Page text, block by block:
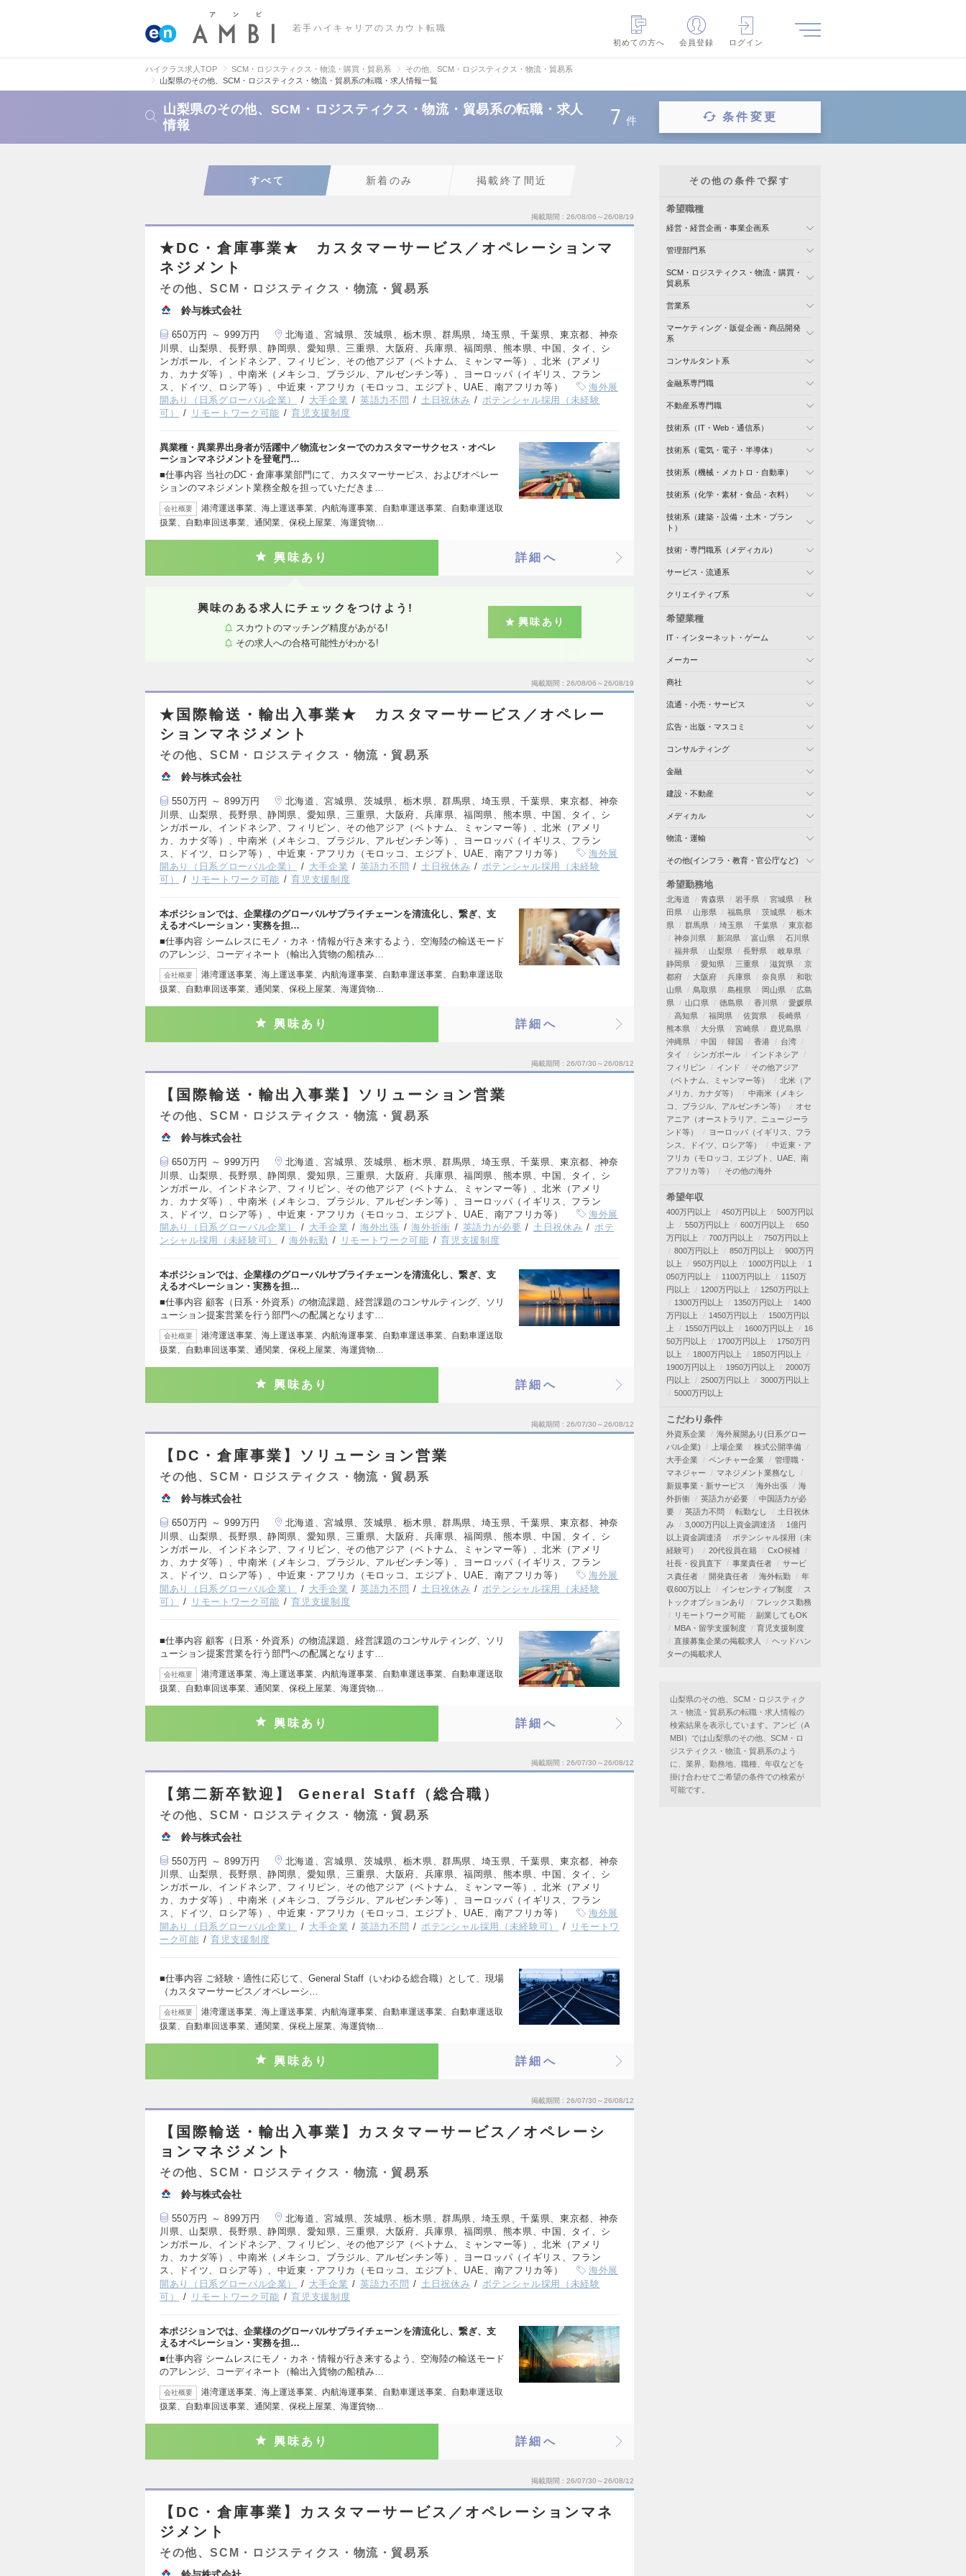
若手ハイキャリアのスカウト転職
初めての方へ
会員登録 ログイン
ハイクラス求人TOP SCM・ロジスティクス・物流・購買・貿易系
その他、SCM・ロジスティクス・物流・貿易系
山梨県のその他、SCM・ロジスティクス・物流・貿易系の転職・求人情報一覧
山梨県のその他、SCM・ロジスティクス・物流・貿易系の転職・求人
情報
7 件 条件変更
すべて 新着のみ 掲載終了間近
掲載期間 26/08/06～26/08/19
★DC・倉庫事業★ カスタマーサービス／オペレーションマ
ネジメント
その他、SCM・ロジスティクス・物流・貿易系
鈴与株式会社
650万円 ～ 999万円
北海道、宮城県、茨城県、栃木県、群馬県、埼玉県、千葉県、東京都、神奈
川県、山梨県、長野県、静岡県、愛知県、三重県、大阪府、兵庫県、福岡県、熊本県、中国、タイ、シ
ンガポール、インドネシア、フィリピン、その他アジア（ベトナム、ミャンマー等）、北米（アメリ
カ、カナダ等）、中南米（メキシコ、ブラジル、アルゼンチン等）、ヨーロッパ（イギリス、フラン
ス、ドイツ、ロシア等）、中近東・アフリカ（モロッコ、エジプト、UAE、南アフリカ等）
海外展
開あり（日系グローバル企業）
大手企業 英語力不問 土日祝休み
ポテンシャル採用（未経験
可）
リモートワーク可能 育児支援制度
異業種・異業界出身者が活躍中／物流センターでのカスタマーサクセス・オペレ
ーションマネジメントを登竜門…
■仕事内容 当社のDC・倉庫事業部門にて、カスタマーサービス、およびオペレー
ションのマネジメント業務全般を担っていただきま…
会社概要
港湾運送事業、海上運送事業、内航海運事業、自動車運送事業、自動車運送取
扱業、自動車回送事業、通関業、保税上屋業、海運貨物…
興味あり 詳細へ
興味のある求人にチェックをつけよう!
スカウトのマッチング精度があがる!
その求人への合格可能性がわかる!
興味あり
掲載期間 26/08/06～26/08/19
★国際輸送・輸出入事業★ カスタマーサービス／オペレー
ションマネジメント
その他、SCM・ロジスティクス・物流・貿易系
鈴与株式会社
550万円 ～ 899万円
北海道、宮城県、茨城県、栃木県、群馬県、埼玉県、千葉県、東京都、神奈
川県、山梨県、長野県、静岡県、愛知県、三重県、大阪府、兵庫県、福岡県、熊本県、中国、タイ、シ
ンガポール、インドネシア、フィリピン、その他アジア（ベトナム、ミャンマー等）、北米（アメリ
カ、カナダ等）、中南米（メキシコ、ブラジル、アルゼンチン等）、ヨーロッパ（イギリス、フラン
ス、ドイツ、ロシア等）、中近東・アフリカ（モロッコ、エジプト、UAE、南アフリカ等）
海外展
開あり（日系グローバル企業）
大手企業 英語力不問 土日祝休み
ポテンシャル採用（未経験
可）
リモートワーク可能 育児支援制度
本ポジションでは、企業様のグローバルサプライチェーンを清流化し、繋ぎ、支
えるオペレーション・実務を担…
■仕事内容 シームレスにモノ・カネ・情報が行き来するよう、空海陸の輸送モード
のアレンジ、コーディネート（輸出入貨物の船積み…
会社概要
港湾運送事業、海上運送事業、内航海運事業、自動車運送事業、自動車運送取
扱業、自動車回送事業、通関業、保税上屋業、海運貨物…
興味あり 詳細へ
掲載期間 26/07/30～26/08/12
【国際輸送・輸出入事業】ソリューション営業
その他、SCM・ロジスティクス・物流・貿易系
鈴与株式会社
650万円 ～ 999万円
北海道、宮城県、茨城県、栃木県、群馬県、埼玉県、千葉県、東京都、神奈
川県、山梨県、長野県、静岡県、愛知県、三重県、大阪府、兵庫県、福岡県、熊本県、中国、タイ、シ
ンガポール、インドネシア、フィリピン、その他アジア（ベトナム、ミャンマー等）、北米（アメリ
カ、カナダ等）、中南米（メキシコ、ブラジル、アルゼンチン等）、ヨーロッパ（イギリス、フラン
ス、ドイツ、ロシア等）、中近東・アフリカ（モロッコ、エジプト、UAE、南アフリカ等）
海外展
開あり（日系グローバル企業）
大手企業 海外出張 海外折衝 英語力が必要 土日祝休み
ポテ
ンシャル採用（未経験可）
海外転勤 リモートワーク可能 育児支援制度
本ポジションでは、企業様のグローバルサプライチェーンを清流化し、繋ぎ、支
えるオペレーション・実務を担…
■仕事内容 顧客（日系・外資系）の物流課題、経営課題のコンサルティング、ソリ
ューション提案営業を行う部門への配属となります…
会社概要
港湾運送事業、海上運送事業、内航海運事業、自動車運送事業、自動車運送取
扱業、自動車回送事業、通関業、保税上屋業、海運貨物…
興味あり 詳細へ
掲載期間 26/07/30～26/08/12
【DC・倉庫事業】ソリューション営業
その他、SCM・ロジスティクス・物流・貿易系
鈴与株式会社
650万円 ～ 999万円
北海道、宮城県、茨城県、栃木県、群馬県、埼玉県、千葉県、東京都、神奈
川県、山梨県、長野県、静岡県、愛知県、三重県、大阪府、兵庫県、福岡県、熊本県、中国、タイ、シ
ンガポール、インドネシア、フィリピン、その他アジア（ベトナム、ミャンマー等）、北米（アメリ
カ、カナダ等）、中南米（メキシコ、ブラジル、アルゼンチン等）、ヨーロッパ（イギリス、フラン
ス、ドイツ、ロシア等）、中近東・アフリカ（モロッコ、エジプト、UAE、南アフリカ等）
海外展
開あり（日系グローバル企業）
大手企業 英語力不問 土日祝休み
ポテンシャル採用（未経験
可）
リモートワーク可能 育児支援制度
■仕事内容 顧客（日系・外資系）の物流課題、経営課題のコンサルティング、ソリ
ューション提案営業を行う部門への配属となります…
会社概要
港湾運送事業、海上運送事業、内航海運事業、自動車運送事業、自動車運送取
扱業、自動車回送事業、通関業、保税上屋業、海運貨物…
興味あり 詳細へ
掲載期間 26/07/30～26/08/12
【第二新卒歓迎】 General Staff（総合職）
その他、SCM・ロジスティクス・物流・貿易系
鈴与株式会社
550万円 ～ 899万円
北海道、宮城県、茨城県、栃木県、群馬県、埼玉県、千葉県、東京都、神奈
川県、山梨県、長野県、静岡県、愛知県、三重県、大阪府、兵庫県、福岡県、熊本県、中国、タイ、シ
ンガポール、インドネシア、フィリピン、その他アジア（ベトナム、ミャンマー等）、北米（アメリ
カ、カナダ等）、中南米（メキシコ、ブラジル、アルゼンチン等）、ヨーロッパ（イギリス、フラン
ス、ドイツ、ロシア等）、中近東・アフリカ（モロッコ、エジプト、UAE、南アフリカ等）
海外展
開あり（日系グローバル企業）
大手企業 英語力不問 ポテンシャル採用（未経験可）
リモートワ
ーク可能
育児支援制度
■仕事内容 ご経験・適性に応じて、General Staff（いわゆる総合職）として、現場
（カスタマーサービス／オペレーシ…
会社概要
港湾運送事業、海上運送事業、内航海運事業、自動車運送事業、自動車運送取
扱業、自動車回送事業、通関業、保税上屋業、海運貨物…
興味あり 詳細へ
掲載期間 26/07/30～26/08/12
【国際輸送・輸出入事業】カスタマーサービス／オペレーシ
ョンマネジメント
その他、SCM・ロジスティクス・物流・貿易系
鈴与株式会社
550万円 ～ 899万円
北海道、宮城県、茨城県、栃木県、群馬県、埼玉県、千葉県、東京都、神奈
川県、山梨県、長野県、静岡県、愛知県、三重県、大阪府、兵庫県、福岡県、熊本県、中国、タイ、シ
ンガポール、インドネシア、フィリピン、その他アジア（ベトナム、ミャンマー等）、北米（アメリ
カ、カナダ等）、中南米（メキシコ、ブラジル、アルゼンチン等）、ヨーロッパ（イギリス、フラン
ス、ドイツ、ロシア等）、中近東・アフリカ（モロッコ、エジプト、UAE、南アフリカ等）
海外展
開あり（日系グローバル企業）
大手企業 英語力不問 土日祝休み
ポテンシャル採用（未経験
可）
リモートワーク可能 育児支援制度
本ポジションでは、企業様のグローバルサプライチェーンを清流化し、繋ぎ、支
えるオペレーション・実務を担…
■仕事内容 シームレスにモノ・カネ・情報が行き来するよう、空海陸の輸送モード
のアレンジ、コーディネート（輸出入貨物の船積み…
会社概要
港湾運送事業、海上運送事業、内航海運事業、自動車運送事業、自動車運送取
扱業、自動車回送事業、通関業、保税上屋業、海運貨物…
興味あり 詳細へ
掲載期間 26/07/30～26/08/12
【DC・倉庫事業】カスタマーサービス／オペレーションマネ
ジメント
その他、SCM・ロジスティクス・物流・貿易系
その他の条件で探す
希望職種
経営・経営企画・事業企画系
管理部門系
SCM・ロジスティクス・物流・購買・
貿易系
営業系
マーケティング・販促企画・商品開発
系
コンサルタント系
金融系専門職
不動産系専門職
技術系（IT・Web・通信系）
技術系（電気・電子・半導体）
技術系（機械・メカトロ・自動車）
技術系（化学・素材・食品・衣料）
技術系（建築・設備・土木・プラン
ト）
技術・専門職系（メディカル）
サービス・流通系
クリエイティブ系
希望業種
IT・インターネット・ゲーム
メーカー
商社
流通・小売・サービス
広告・出版・マスコミ
コンサルティング
金融
建設・不動産
メディカル
物流・運輸
その他(インフラ・教育・官公庁など)
希望勤務地
北海道 青森県 岩手県 宮城県
秋
田県
山形県 福島県 茨城県
栃木
県
群馬県 埼玉県 千葉県
東京都
神奈川県
新潟県 富山県
石川県
福井県
山梨県 長野県
岐阜県
静岡県
愛知県 三重県 滋賀県
京
都府
大阪府 兵庫県 奈良県
和歌
山県
鳥取県 島根県 岡山県
広島
県
山口県 徳島県 香川県
愛媛県
高知県
福岡県 佐賀県
長崎県
熊本県
大分県 宮崎県
鹿児島県
沖縄県
中国 韓国 香港
台湾
タイ
シンガポール
インドネシア
フィリピン
インド
その他アジア
（ベトナム、ミャンマー等）
北米（ア
メリカ、カナダ等）
中南米（メキシ
コ、ブラジル、アルゼンチン等）
オセ
アニア（オーストラリア、ニュージーラ
ンド等）
ヨーロッパ（イギリス、フラ
ンス、ドイツ、ロシア等）
中近東・ア
フリカ（モロッコ、エジプト、UAE、南
アフリカ等）
その他の海外
希望年収
400万円以上 450万円以上
500万円以
上
550万円以上 600万円以上
650
万円以上
700万円以上
750万円以上
800万円以上
850万円以上
900万円
以上
950万円以上 1000万円以上
1
050万円以上
1100万円以上
1150万
円以上
1200万円以上
1250万円以上
1300万円以上
1350万円以上
1400
万円以上
1450万円以上
1500万円以
上
1550万円以上 1600万円以上
16
50万円以上
1700万円以上
1750万円
以上
1800万円以上
1850万円以上
1900万円以上
1950万円以上
2000万
円以上
2500万円以上
3000万円以上
5000万円以上
こだわり条件
外資系企業
海外展開あり(日系グロー
バル企業)
上場企業
株式公開準備
大手企業
ベンチャー企業
管理職・
マネジャー
マネジメント業務なし
新規事業・新サービス
海外出張
海
外折衝
英語力が必要
中国語力が必
要
英語力不問 転勤なし
土日祝休
み
3,000万円以上資金調達済
1億円
以上資金調達済
ポテンシャル採用（未
経験可）
20代役員在籍
CxO候補
社長・役員直下
事業責任者
サービ
ス責任者
開発責任者 海外転勤
年
収600万以上
インセンティブ制度
ス
トックオプションあり
フレックス勤務
リモートワーク可能
副業してもOK
MBA・留学支援制度
育児支援制度
直接募集企業の掲載求人
ヘッドハン
ターの掲載求人
山梨県のその他、SCM・ロジスティク
ス・物流・貿易系の転職・求人情報の
検索結果を表示しています。アンビ（A
MBI）では山梨県のその他、SCM・ロ
ジスティクス・物流・貿易系のよう
に、業界、勤務地、職種、年収などを
掛け合わせてご希望の条件での検索が
可能です。